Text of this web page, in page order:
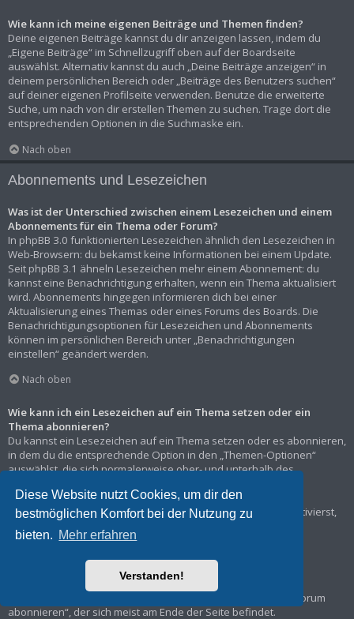
Diese Website nutzt Cookies, um dir den
bestmöglichen Komfort bei der Nutzung zu
bieten. Mehr erfahren
Verstanden!
Wie kann ich meine eigenen Beiträge und Themen finden?
Deine eigenen Beiträge kannst du dir anzeigen lassen, indem du
„Eigene Beiträge“ im Schnellzugriff oben auf der Boardseite
auswählst. Alternativ kannst du auch „Deine Beiträge anzeigen“ in
deinem persönlichen Bereich oder „Beiträge des Benutzers suchen“
auf deiner eigenen Profilseite verwenden. Benutze die erweiterte
Suche, um nach von dir erstellen Themen zu suchen. Trage dort die
entsprechenden Optionen in die Suchmaske ein.
Nach oben
Abonnements und Lesezeichen
Was ist der Unterschied zwischen einem Lesezeichen und einem
Abonnements für ein Thema oder Forum?
In phpBB 3.0 funktionierten Lesezeichen ähnlich den Lesezeichen in
Web-Browsern: du bekamst keine Informationen bei einem Update.
Seit phpBB 3.1 ähneln Lesezeichen mehr einem Abonnement: du
kannst eine Benachrichtigung erhalten, wenn ein Thema aktualisiert
wird. Abonnements hingegen informieren dich bei einer
Aktualisierung eines Themas oder eines Forums des Boards. Die
Benachrichtigungsoptionen für Lesezeichen und Abonnements
können im persönlichen Bereich unter „Benachrichtigungen
einstellen“ geändert werden.
Nach oben
Wie kann ich ein Lesezeichen auf ein Thema setzen oder ein
Thema abonnieren?
Du kannst ein Lesezeichen auf ein Thema setzen oder es abonnieren,
in dem du die entsprechende Option in den „Themen-Optionen“
auswählst, die sich normalerweise ober- und unterhalb des
Wenn du bei der Antwort auf ein Thema die Option „Mich
benachrichtigen, sobald eine Antwort geschrieben wurde“ aktivierst,
Wie kann ich ein Forum abonnieren?
Um ein Forum zu abonnieren, verwende im Forum den Link „Forum
abonnieren“, der sich meist am Ende der Seite befindet.